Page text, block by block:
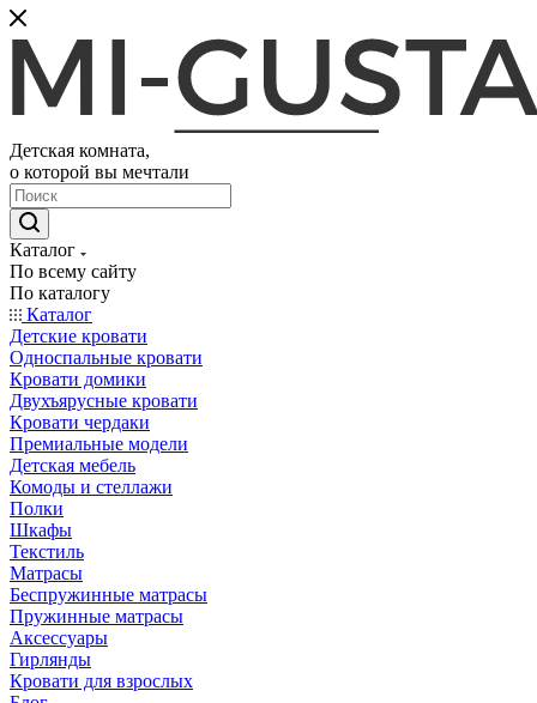
Детская комната,
о которой вы мечтали
Каталог
По всему сайту
По каталогу
Каталог
Детские кровати
Односпальные кровати
Кровати домики
Двухъярусные кровати
Кровати чердаки
Премиальные модели
Детская мебель
Комоды и стеллажи
Полки
Шкафы
Текстиль
Матрасы
Беспружинные матрасы
Пружинные матрасы
Аксессуары
Гирлянды
Кровати для взрослых